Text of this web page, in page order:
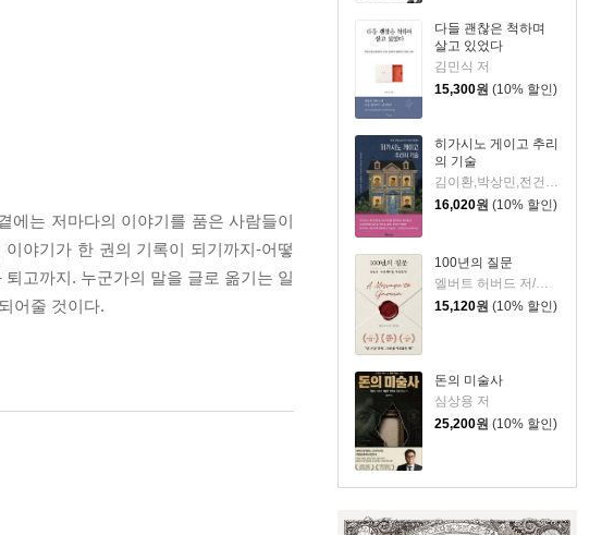
다들 괜찮은 척하며
살고 있었다
김민식 저
15,300원 (10% 할인)
히가시노 게이고 추리
의 기술
16,020원 (10% 할인)
100년의 질문
엘버트 허버드 저/충희 편
15,120원 (10% 할인)
돈의 미술사
심상용 저
25,200원 (10% 할인)
에는 저마다의 이야기를 품은 사람들이
야기가 한 권의 기록이 되기까지-어떻
고까지. 누군가의 말을 글로 옮기는 일
어줄 것이다.